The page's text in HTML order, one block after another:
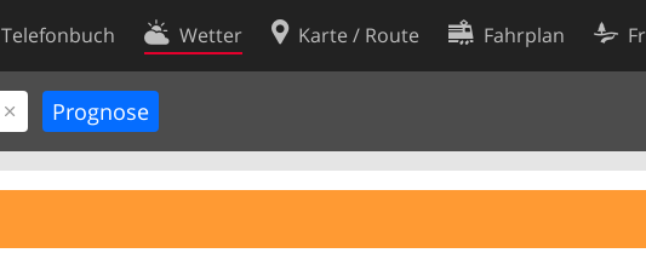
Telefonbuch Wetter Karte / Route Fahrplan
Kontakt
Nutzungsbedingungen
Datenschutzerklärung
Cookie-
Entwickler